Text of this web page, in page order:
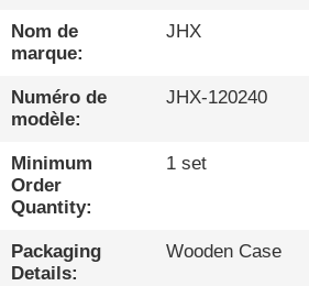
FAIBLE
TENEUR
EN
CARBONE
PRODUITS
Nom de
marque:
JHX
Numéro de
modèle:
JHX-120240
Minimum
Order
Quantity:
1 set
Packaging
Details:
Wooden Case